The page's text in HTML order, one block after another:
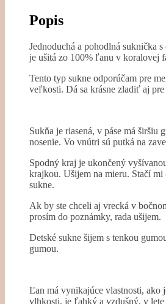
Popis
Jednoduchá a pohodlná suknička
je ušitá zo 100% ľanu v koralovej
Tento typ sukne odporúčam pre
veľkosti. Dá sa krásne zladiť aj pre
Sukňa je riasená, v páse má širšiu
nosenie. Vo vnútri sú putká na
Spodný kraj je ukončený
krajkou. Ušijem na mieru. Stačí mi
sukne.
Ak by ste chceli aj vrecká v
prosím do poznámky, rada ušijem.
Detské sukne šijem s tenkou
gumou.
Ľan má vynikajúce vlastnosti, ako
vlhkosti, je ľahký a vzdušný, v